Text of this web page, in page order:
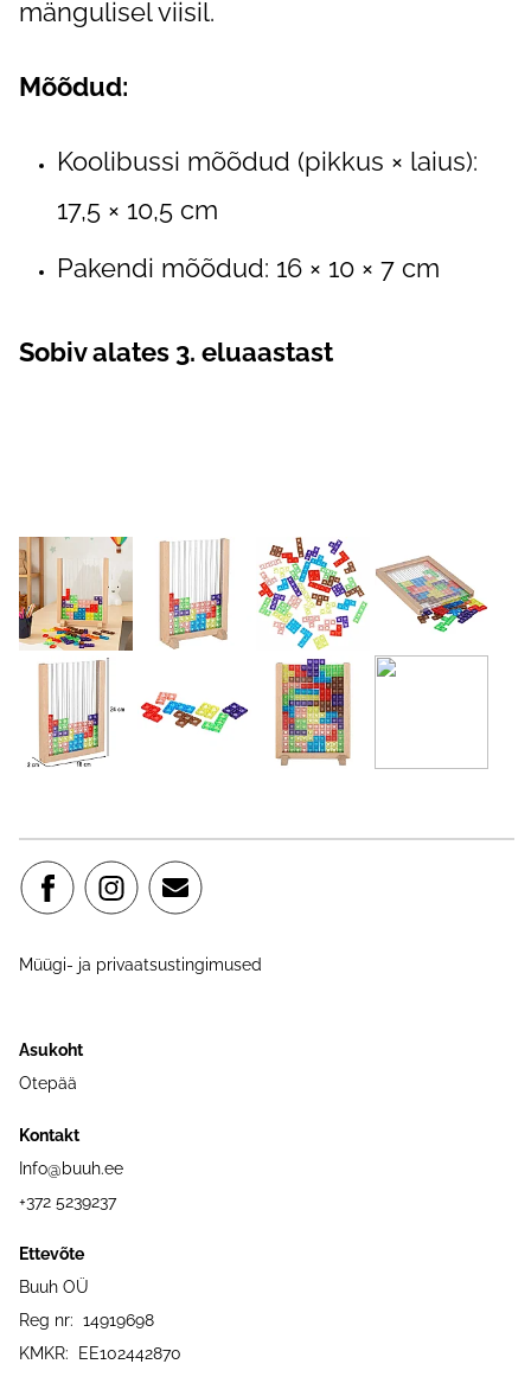
mängulisel viisil.
Mõõdud:
Koolibussi mõõdud (pikkus × laius):
17,5 × 10,5 cm
Pakendi mõõdud: 16 × 10 × 7 cm
Sobiv alates 3. eluaastast
Müügi- ja privaatsustingimused
Asukoht
Otepää
Kontakt
Info@buuh.ee
+372 5239237
Ettevõte
Buuh OÜ
Reg nr: 14919698
KMKR: EE102442870